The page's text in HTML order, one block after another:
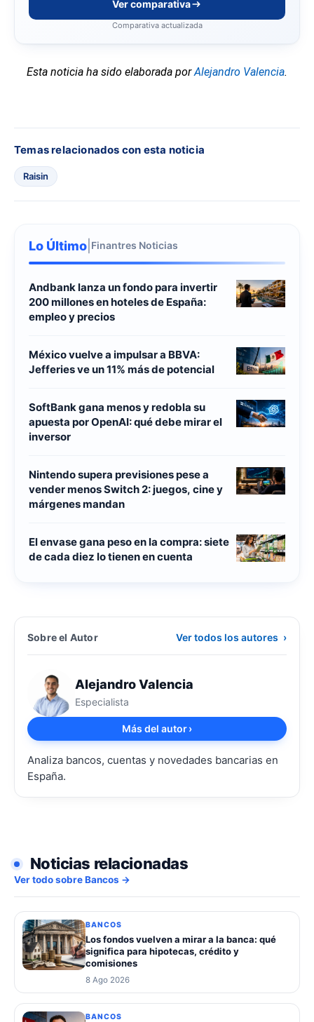
Ver comparativa
Comparativa actualizada
Esta noticia ha sido elaborada porAlejandro Valencia.
Temas relacionados con esta noticia
Raisin
Lo Último Finantres Noticias
Andbank lanza un fondo para invertir
200 millones en hoteles de España:
empleo y precios
México vuelve a impulsar a BBVA:
Jefferies ve un 11% más de potencial
SoftBank gana menos y redobla su
apuesta por OpenAI: qué debe mirar el
inversor
Nintendo supera previsiones pese a
vender menos Switch 2: juegos, cine y
márgenes mandan
El envase gana peso en la compra: siete
de cada diez lo tienen en cuenta
Sobre el Autor Ver todos los autores ›
Alejandro Valencia
Especialista
Más del autor›
Analiza bancos, cuentas y novedades bancarias en
España.
Noticias relacionadas
Ver todo sobre Bancos →
BANCOS
Los fondos vuelven a mirar a la banca: qué
significa para hipotecas, crédito y
comisiones
8 Ago 2026
BANCOS